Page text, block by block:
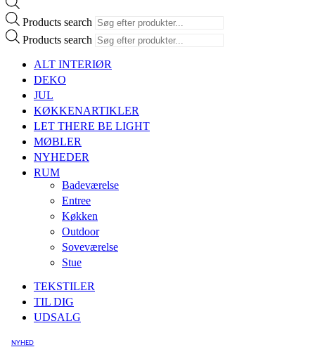
Products search
Products search
ALT INTERIØR
DEKO
JUL
KØKKENARTIKLER
LET THERE BE LIGHT
MØBLER
NYHEDER
RUM
Badeværelse
Entree
Køkken
Outdoor
Soveværelse
Stue
TEKSTILER
TIL DIG
UDSALG
NYHED